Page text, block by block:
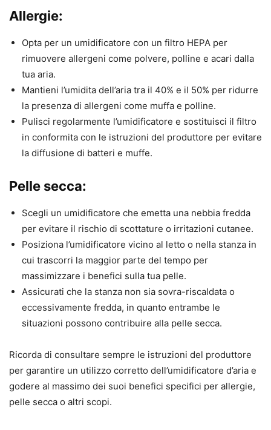
Allergie:
Opta per un umidificatore con un filtro HEPA per
rimuovere allergeni come polvere, polline e acari dalla
tua aria.
Mantieni l’umidita dell’aria tra il 40% e il 50% per ridurre
la presenza di allergeni come muffa e polline.
Pulisci regolarmente l’umidificatore e sostituisci il filtro
in conformita con le istruzioni del produttore per evitare
la diffusione di batteri e muffe.
Pelle secca:
Scegli un umidificatore che emetta una nebbia fredda
per evitare il rischio di scottature o irritazioni cutanee.
Posiziona l’umidificatore vicino al letto o nella stanza in
cui trascorri la maggior parte del tempo per
massimizzare i benefici sulla tua pelle.
Assicurati che la stanza non sia sovra-riscaldata o
eccessivamente fredda, in quanto entrambe le
situazioni possono contribuire alla pelle secca.
Ricorda di consultare sempre le istruzioni del produttore
per garantire un utilizzo corretto dell’umidificatore d’aria e
godere al massimo dei suoi benefici specifici per allergie,
pelle secca o altri scopi.